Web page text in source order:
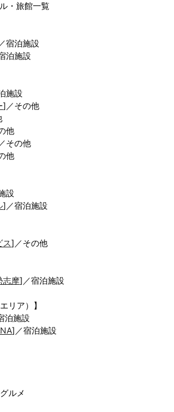
・旅館一覧
宿泊施設
泊施設
施設
]／その他
他
その他
他
設
]／宿泊施設
ス]／その他
志摩]／宿泊施設
リア）】
泊施設
]／宿泊施設
ルメ